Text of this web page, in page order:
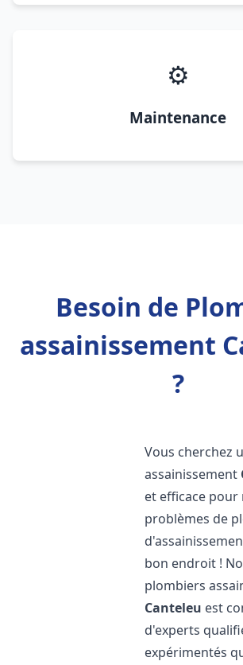
⚙️
Maintenance
Besoin de
assainissement
?
Vous cherchez
assainissement
et efficace pour
problèmes de
bon endroit !
plombiers
Canteleu est
d'experts
expérimentés